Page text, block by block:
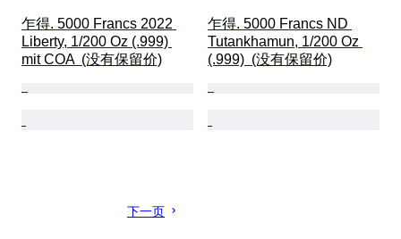
乍得. 5000 Francs 2022
Liberty, 1/200 Oz (.999)
mit COA  (没有保留价)
乍得. 5000 Francs ND
Tutankhamun, 1/200 Oz
(.999)  (没有保留价)
下一页